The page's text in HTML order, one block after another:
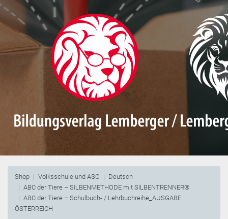
Shop Volksschule und ASO
Deutsch
ABC der Tiere – SILBENMETHODE mit SILBENTRENNER®
ABC der Tiere – Schulbuch- / Lehrbuchreihe_AUSGABE
ÖSTERREICH